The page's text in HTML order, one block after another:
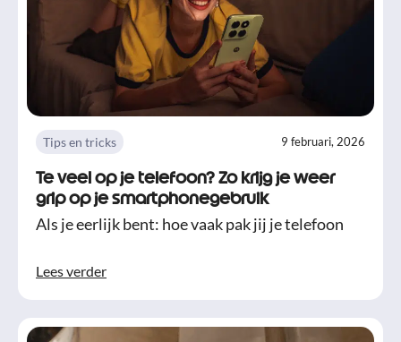
Tips en tricks 9 februari, 2026
Te veel op je telefoon? Zo krijg je weer
grip op je smartphonegebruik
Als je eerlijk bent: hoe vaak pak jij je telefoon
Lees verder